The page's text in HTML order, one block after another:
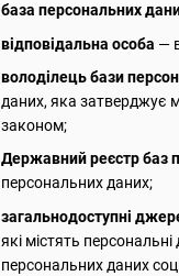
база персональних
відповідальна особа —
володілець бази
даних, яка затверджує
законом;
Державний реєстр баз
персональних даних;
загальнодоступні
які містять
персональних даних